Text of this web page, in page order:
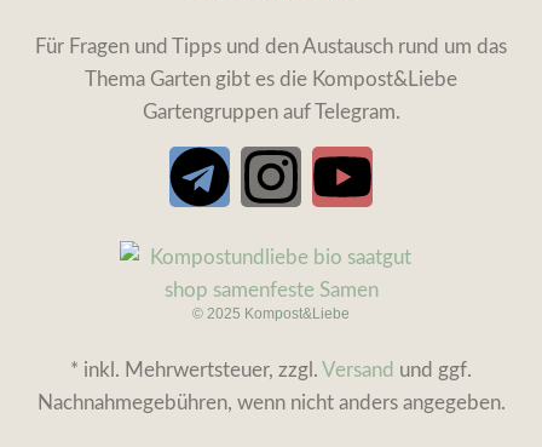
Für Fragen und Tipps und den Austausch rund um das
Thema Garten gibt es die Kompost&Liebe
Gartengruppen auf Telegram.
© 2025 Kompost&Liebe
* inkl. Mehrwertsteuer, zzgl. Versand und ggf.
Nachnahmegebühren, wenn nicht anders angegeben.